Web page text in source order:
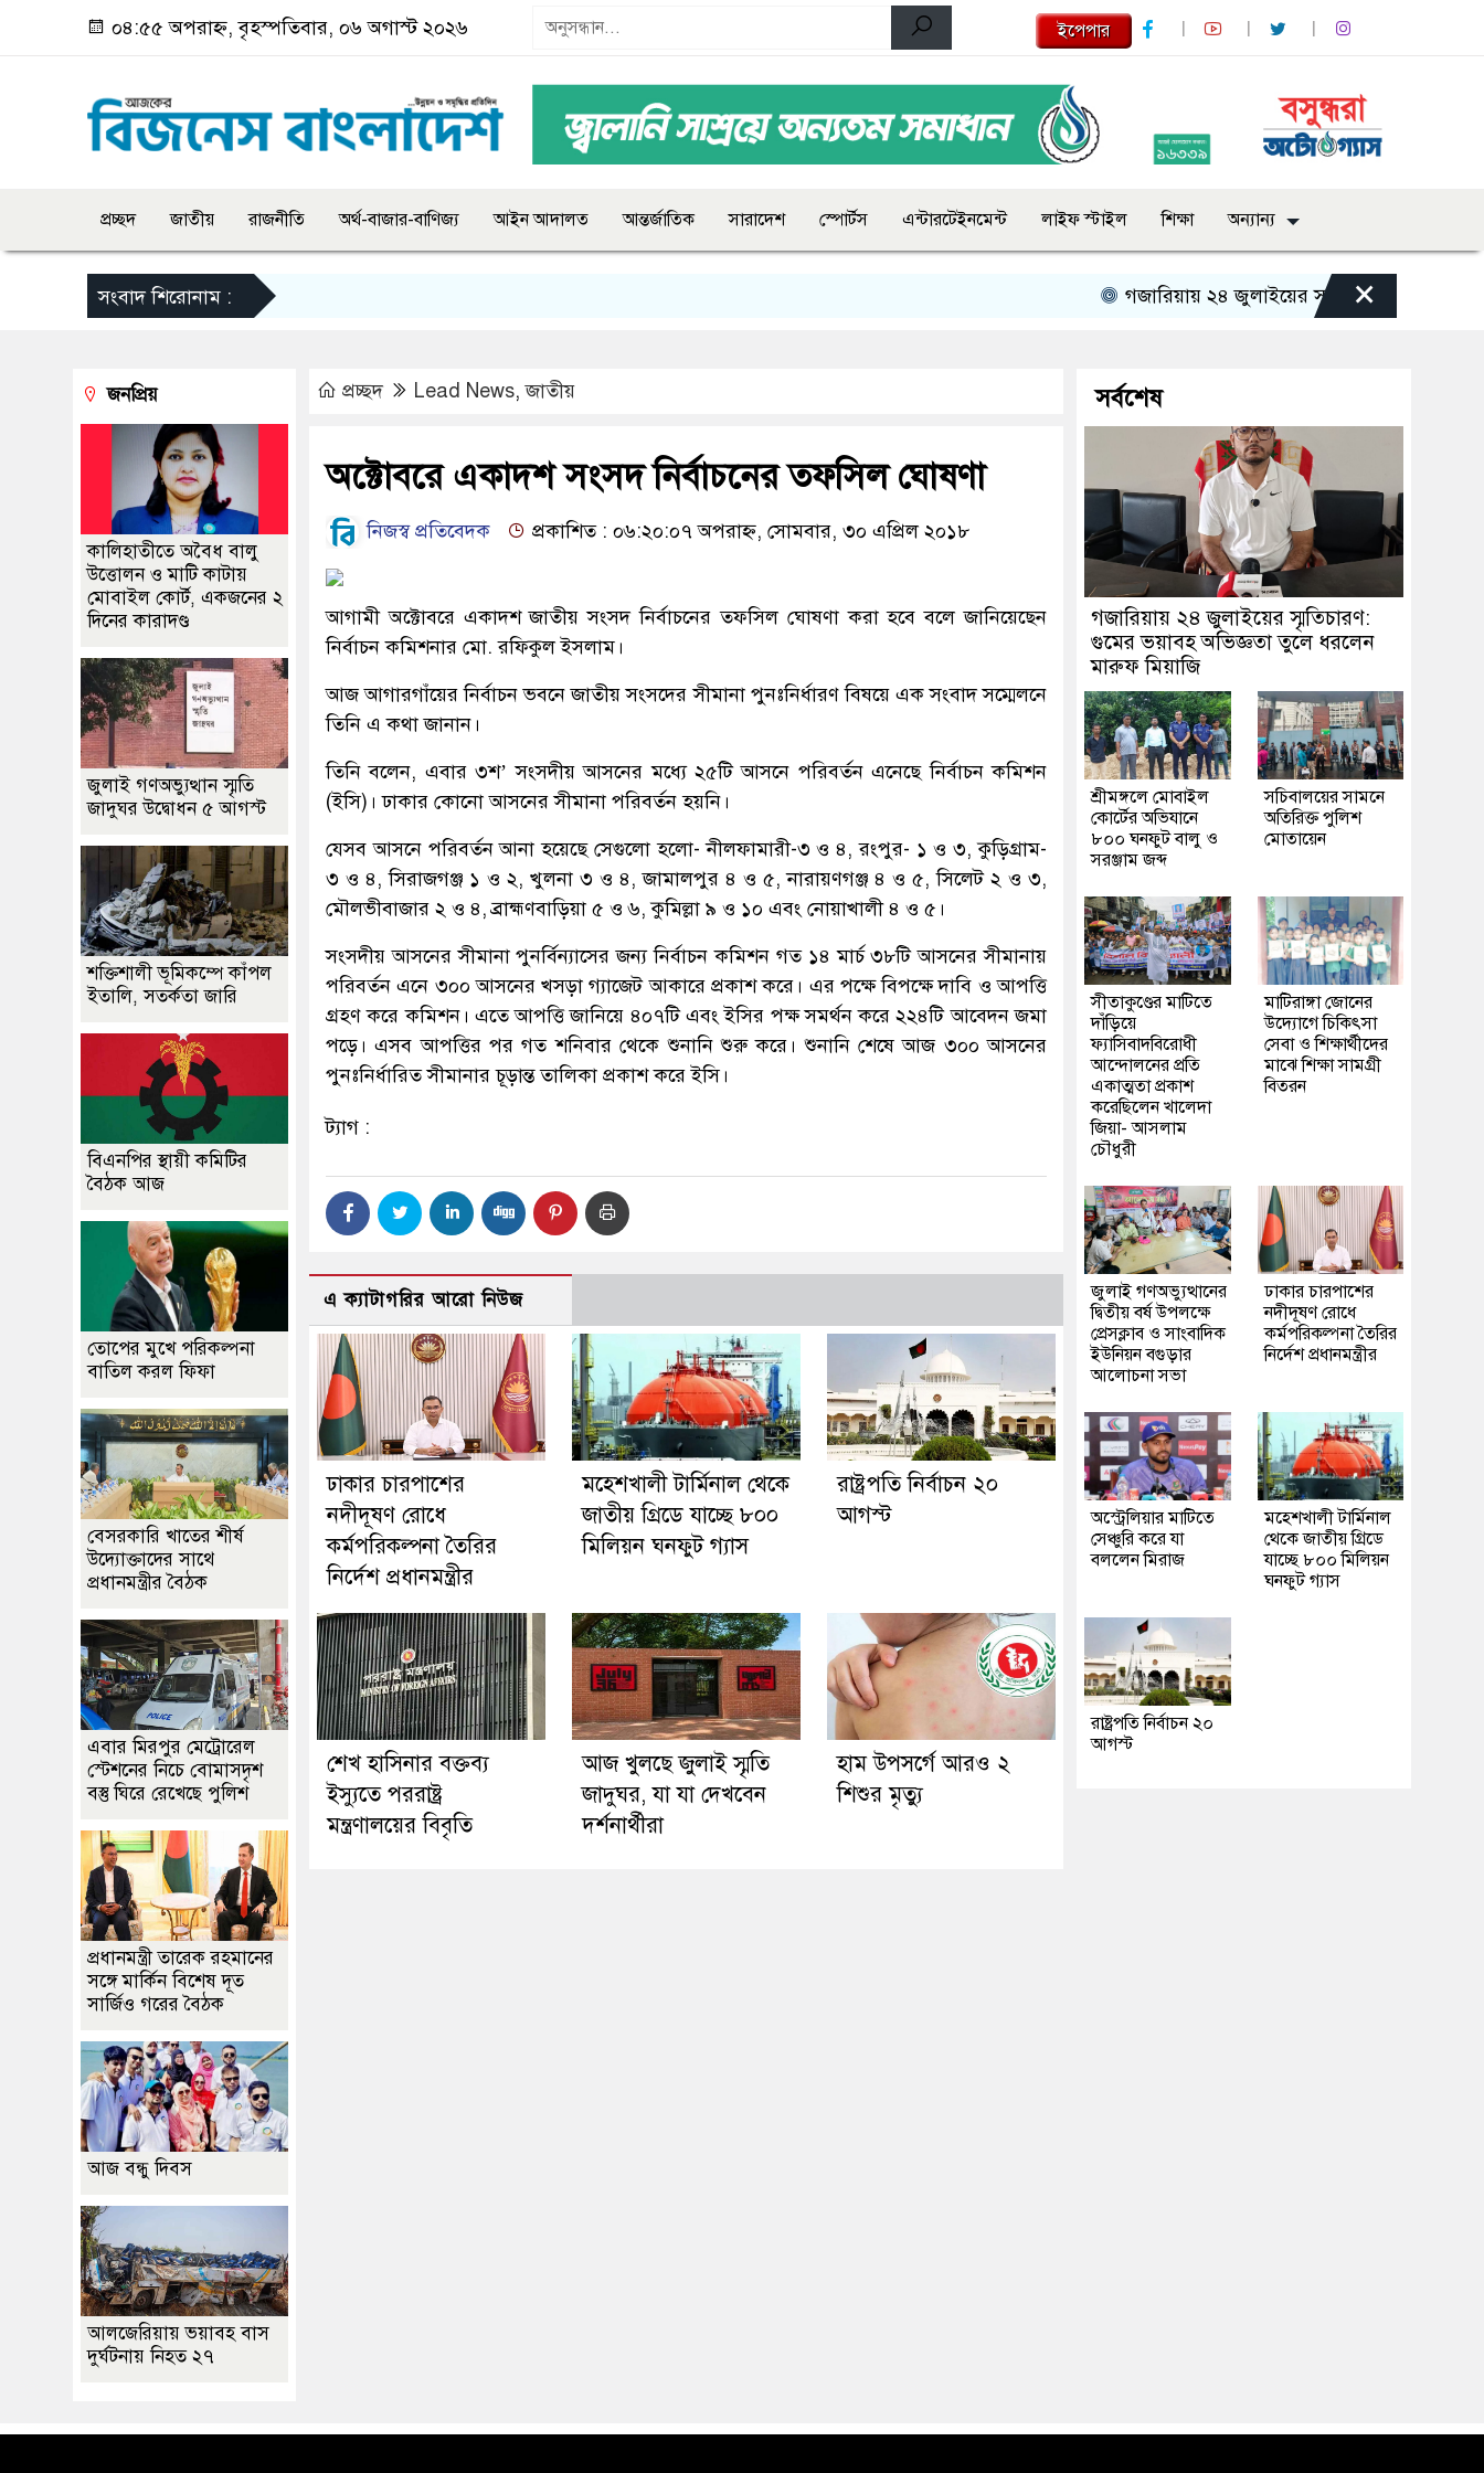
০৪:৫৫ অপরাহ্ন, বৃহস্পতিবার, ০৬ অগাস্ট ২০২৬ ইপেপার
প্রচ্ছদ জাতীয় রাজনীতি অর্থ-বাজার-বাণিজ্য আইন আদালত আন্তর্জাতিক সারাদেশ স্পোর্টস এন্টারটেইনমেন্ট লাইফ স্টাইল শিক্ষা অন্যান্য
সংবাদ শিরোনাম : গজারিয়ায় ২৪ জুলাইয়ের স্মৃতিচারণ: গুমের ভয়াবহ
×
প্রচ্ছদ Lead News,জাতীয়
অক্টোবরে একাদশ সংসদ নির্বাচনের তফসিল ঘোষণা
নিজস্ব প্রতিবেদক প্রকাশিত : ০৬:২০:০৭ অপরাহ্ন, সোমবার, ৩০ এপ্রিল ২০১৮
আগামী অক্টোবরে একাদশ জাতীয় সংসদ নির্বাচনের তফসিল ঘোষণা করা হবে বলে জানিয়েছেন
নির্বাচন কমিশনার মো. রফিকুল ইসলাম।
আজ আগারগাঁয়ের নির্বাচন ভবনে জাতীয় সংসদের সীমানা পুনঃনির্ধারণ বিষয়ে এক সংবাদ সম্মেলনে
তিনি এ কথা জানান।
তিনি বলেন, এবার ৩শ’ সংসদীয় আসনের মধ্যে ২৫টি আসনে পরিবর্তন এনেছে নির্বাচন কমিশন
(ইসি)। ঢাকার কোনো আসনের সীমানা পরিবর্তন হয়নি।
যেসব আসনে পরিবর্তন আনা হয়েছে সেগুলো হলো- নীলফামারী-৩ ও ৪, রংপুর- ১ ও ৩, কুড়িগ্রাম-
৩ ও ৪, সিরাজগঞ্জ ১ ও ২, খুলনা ৩ ও ৪, জামালপুর ৪ ও ৫, নারায়ণগঞ্জ ৪ ও ৫, সিলেট ২ ও ৩,
মৌলভীবাজার ২ ও ৪, ব্রাহ্মণবাড়িয়া ৫ ও ৬, কুমিল্লা ৯ ও ১০ এবং নোয়াখালী ৪ ও ৫।
সংসদীয় আসনের সীমানা পুনর্বিন্যাসের জন্য নির্বাচন কমিশন গত ১৪ মার্চ ৩৮টি আসনের সীমানায়
পরিবর্তন এনে ৩০০ আসনের খসড়া গ্যাজেট আকারে প্রকাশ করে। এর পক্ষে বিপক্ষে দাবি ও আপত্তি
গ্রহণ করে কমিশন। এতে আপত্তি জানিয়ে ৪০৭টি এবং ইসির পক্ষ সমর্থন করে ২২৪টি আবেদন জমা
পড়ে। এসব আপত্তির পর গত শনিবার থেকে শুনানি শুরু করে। শুনানি শেষে আজ ৩০০ আসনের
পুনঃনির্ধারিত সীমানার চূড়ান্ত তালিকা প্রকাশ করে ইসি।
ট্যাগ :
এ ক্যাটাগরির আরো নিউজ
ঢাকার চারপাশের
নদীদূষণ রোধে
কর্মপরিকল্পনা তৈরির
নির্দেশ প্রধানমন্ত্রীর
মহেশখালী টার্মিনাল থেকে
জাতীয় গ্রিডে যাচ্ছে ৮০০
মিলিয়ন ঘনফুট গ্যাস
রাষ্ট্রপতি নির্বাচন ২০
আগস্ট
শেখ হাসিনার বক্তব্য
ইস্যুতে পররাষ্ট্র
মন্ত্রণালয়ের বিবৃতি
আজ খুলছে জুলাই স্মৃতি
জাদুঘর, যা যা দেখবেন
দর্শনার্থীরা
হাম উপসর্গে আরও ২
শিশুর মৃত্যু
জনপ্রিয়
কালিহাতীতে অবৈধ বালু
উত্তোলন ও মাটি কাটায়
মোবাইল কোর্ট, একজনের ২
দিনের কারাদণ্ড
জুলাই গণঅভ্যুত্থান স্মৃতি
জাদুঘর উদ্বোধন ৫ আগস্ট
শক্তিশালী ভূমিকম্পে কাঁপল
ইতালি, সতর্কতা জারি
বিএনপির স্থায়ী কমিটির
বৈঠক আজ
তোপের মুখে পরিকল্পনা
বাতিল করল ফিফা
বেসরকারি খাতের শীর্ষ
উদ্যোক্তাদের সাথে
প্রধানমন্ত্রীর বৈঠক
এবার মিরপুর মেট্রোরেল
স্টেশনের নিচে বোমাসদৃশ
বস্তু ঘিরে রেখেছে পুলিশ
প্রধানমন্ত্রী তারেক রহমানের
সঙ্গে মার্কিন বিশেষ দূত
সার্জিও গরের বৈঠক
আজ বন্ধু দিবস
আলজেরিয়ায় ভয়াবহ বাস
দুর্ঘটনায় নিহত ২৭
সর্বশেষ
গজারিয়ায় ২৪ জুলাইয়ের স্মৃতিচারণ:
গুমের ভয়াবহ অভিজ্ঞতা তুলে ধরলেন
মারুফ মিয়াজি
শ্রীমঙ্গলে মোবাইল
কোর্টের অভিযানে
৮০০ ঘনফুট বালু ও
সরঞ্জাম জব্দ
সচিবালয়ের সামনে
অতিরিক্ত পুলিশ
মোতায়েন
সীতাকুণ্ডের মাটিতে
দাঁড়িয়ে
ফ্যাসিবাদবিরোধী
আন্দোলনের প্রতি
একাত্মতা প্রকাশ
করেছিলেন খালেদা
জিয়া- আসলাম
চৌধুরী
মাটিরাঙ্গা জোনের
উদ্যোগে চিকিৎসা
সেবা ও শিক্ষার্থীদের
মাঝে শিক্ষা সামগ্রী
বিতরন
জুলাই গণঅভ্যুত্থানের
দ্বিতীয় বর্ষ উপলক্ষে
প্রেসক্লাব ও সাংবাদিক
ইউনিয়ন বগুড়ার
আলোচনা সভা
ঢাকার চারপাশের
নদীদূষণ রোধে
কর্মপরিকল্পনা তৈরির
নির্দেশ প্রধানমন্ত্রীর
অস্ট্রেলিয়ার মাটিতে
সেঞ্চুরি করে যা
বললেন মিরাজ
মহেশখালী টার্মিনাল
থেকে জাতীয় গ্রিডে
যাচ্ছে ৮০০ মিলিয়ন
ঘনফুট গ্যাস
রাষ্ট্রপতি নির্বাচন ২০
আগস্ট